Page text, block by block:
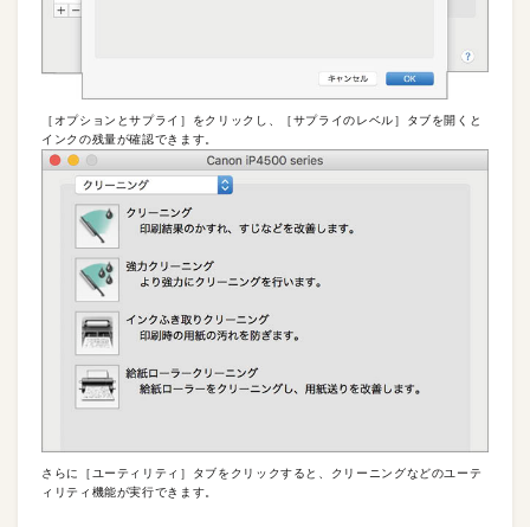
［オプションとサプライ］をクリックし、［サプライのレベル］タブを開くと
インクの残量が確認できます。
さらに［ユーティリティ］タブをクリックすると、クリーニングなどのユーテ
ィリティ機能が実行できます。